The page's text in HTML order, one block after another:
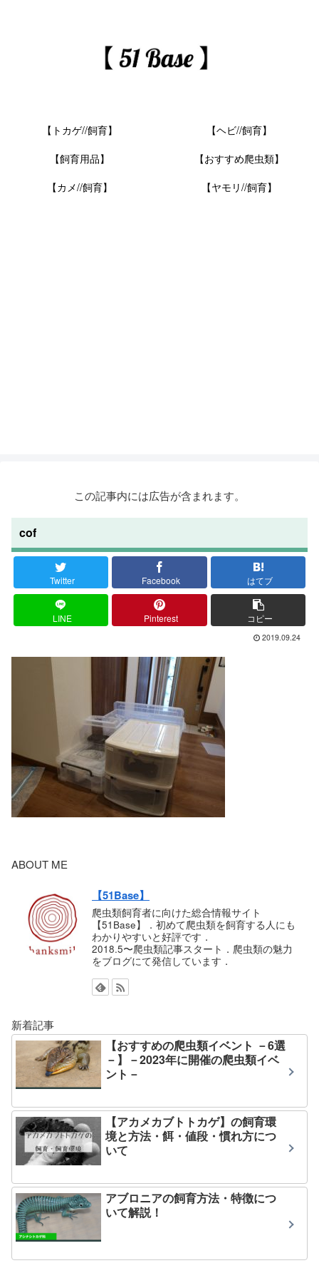
【トカゲ//飼育】
【ヘビ//飼育】
【飼育用品】
【おすすめ爬虫類】
【カメ//飼育】
【ヤモリ//飼育】
この記事内には広告が含まれます。
cof
Twitter Facebook はてブ
LINE Pinterest コピー
2019.09.24
ABOUT ME
【51Base】
爬虫類飼育者に向けた総合情報サイト
【51Base】．初めて爬虫類を飼育する人にも
わかりやすいと好評です．
2018.5〜爬虫類記事スタート．爬虫類の魅力
をブログにて発信しています．
新着記事
【おすすめの爬虫類イベント －6選
－】－2023年に開催の爬虫類イベ
ント－
【アカメカブトトカゲ】の飼育環
境と方法・餌・値段・慣れ方につ
いて
アブロニアの飼育方法・特徴につ
いて解説！